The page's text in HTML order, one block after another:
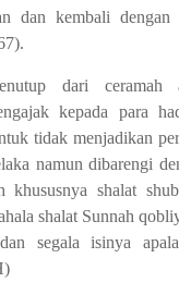
dan kembali dengan
dari ceramah
kepada para
tidak menjadikan
namun dibarengi
khususnya shalat
shalat Sunnah
segala isinya